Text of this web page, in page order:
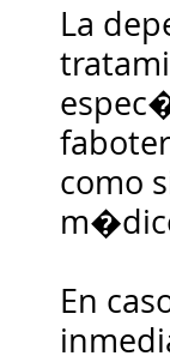
La
como
En